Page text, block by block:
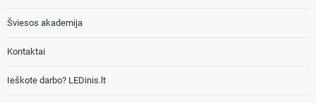
Šviesos akademija
Kontaktai
Ieškote darbo? LEDinis.lt